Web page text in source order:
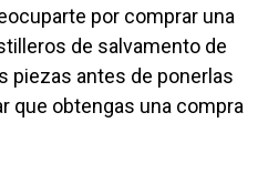
por comprar una
de salvamento de
piezas antes de ponerlas
que obtengas una compra